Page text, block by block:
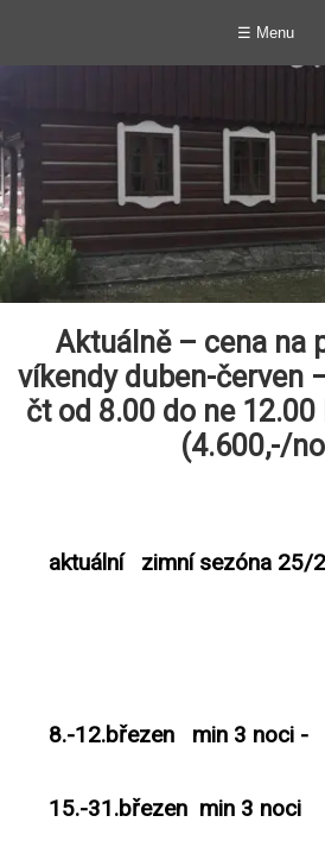
☰ Menu
Aktuálně – cena na
víkendy duben-červen
čt od 8.00 do ne 12.00
(4.600,-/
aktuální zimní sezóna 25/
8.-12.březen min 3 noci -
15.-31.březen min 3